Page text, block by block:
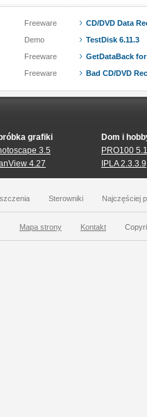
Freeware
Demo
Freeware
Freeware
CD/DVD Data
TestDisk 6.11.3
GetDataBack for
Bad CD/DVD
grafiki
3.5
4.27
Dom i
PRO100
IPLA 2.3.3.9
Sterowniki Najczęściej
Mapa strony Kontakt